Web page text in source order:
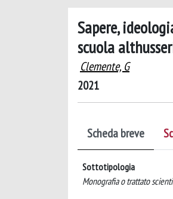
Sapere,
scuola
Clemente, G
2021
Scheda breve
Sottotipologia
Monografia o trattato